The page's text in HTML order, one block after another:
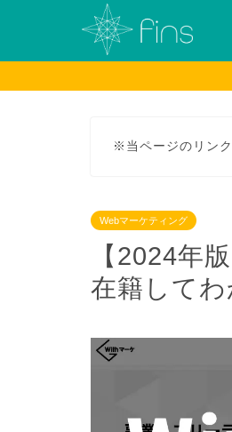
※当ページのリン
Webマーケティング
【2024年
在籍して